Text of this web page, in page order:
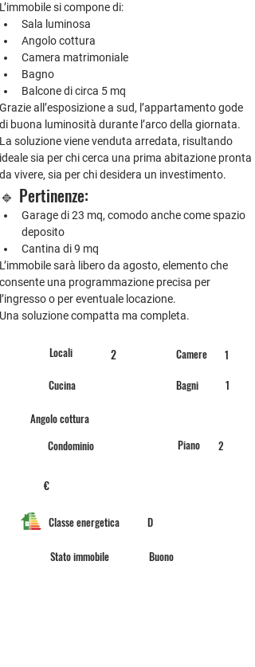
L’immobile si compone di:
Sala luminosa
Angolo cottura
Camera matrimoniale
Bagno
Balcone di circa 5 mq
Grazie all’esposizione a sud, l’appartamento gode
di buona luminosità durante l’arco della giornata.
La soluzione viene venduta arredata, risultando
ideale sia per chi cerca una prima abitazione pronta
da vivere, sia per chi desidera un investimento.
🔹 Pertinenze:
Garage di 23 mq, comodo anche come spazio
deposito
Cantina di 9 mq
L’immobile sarà libero da agosto, elemento che
consente una programmazione precisa per
l’ingresso o per eventuale locazione.
Una soluzione compatta ma completa.
Locali
Cucina
2 Camere
1
Bagni
1
Angolo cottura
Condominio
€
Classe energetica
Stato immobile
Piano 2
D
Buono